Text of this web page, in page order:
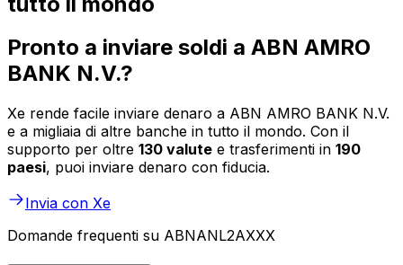
Pronto a inviare soldi a ABN AMRO
BANK N.V.?
Xe rende facile inviare denaro a ABN AMRO BANK N.V.
e a migliaia di altre banche in tutto il mondo. Con il
supporto per oltre 130 valute e trasferimenti in 190
paesi, puoi inviare denaro con fiducia.
Invia con Xe
Domande frequenti su ABNANL2AXXX